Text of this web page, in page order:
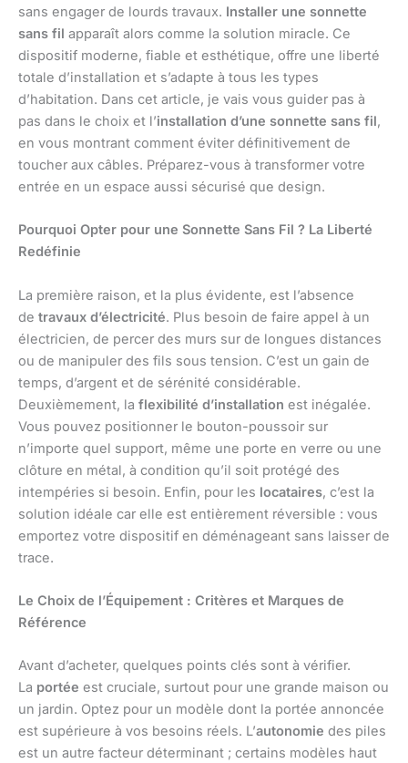
sans engager de lourds travaux. Installer une sonnette
sans fil apparaît alors comme la solution miracle. Ce
dispositif moderne, fiable et esthétique, offre une liberté
totale d’installation et s’adapte à tous les types
d’habitation. Dans cet article, je vais vous guider pas à
pas dans le choix et l’installation d’une sonnette sans fil,
en vous montrant comment éviter définitivement de
toucher aux câbles. Préparez-vous à transformer votre
entrée en un espace aussi sécurisé que design.
Pourquoi Opter pour une Sonnette Sans Fil ? La Liberté
Redéfinie
La première raison, et la plus évidente, est l’absence
de travaux d’électricité. Plus besoin de faire appel à un
électricien, de percer des murs sur de longues distances
ou de manipuler des fils sous tension. C’est un gain de
temps, d’argent et de sérénité considérable.
Deuxièmement, la flexibilité d’installation est inégalée.
Vous pouvez positionner le bouton-poussoir sur
n’importe quel support, même une porte en verre ou une
clôture en métal, à condition qu’il soit protégé des
intempéries si besoin. Enfin, pour les locataires, c’est la
solution idéale car elle est entièrement réversible : vous
emportez votre dispositif en déménageant sans laisser de
trace.
Le Choix de l’Équipement : Critères et Marques de
Référence
Avant d’acheter, quelques points clés sont à vérifier.
La portée est cruciale, surtout pour une grande maison ou
un jardin. Optez pour un modèle dont la portée annoncée
est supérieure à vos besoins réels. L’autonomie des piles
est un autre facteur déterminant ; certains modèles haut